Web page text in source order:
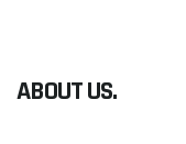
ABOUT US.